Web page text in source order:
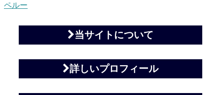
ペルー
当サイトについて
詳しいプロフィール